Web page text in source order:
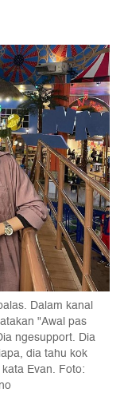
Dalam kanal
"Awal pas
ngesupport. Dia
dia tahu kok
Evan. Foto: